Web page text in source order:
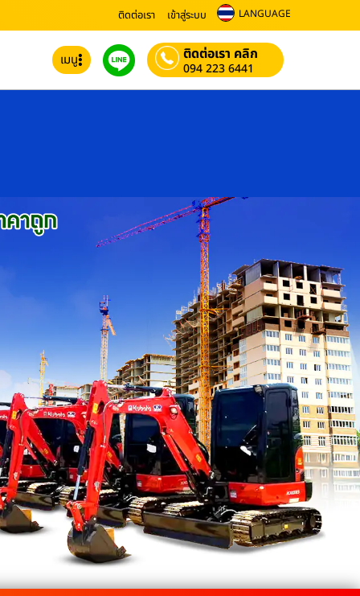
ติดต่อเรา เข้าสู่ระบบ LANGUAGE
เมนู ติดต่อเรา คลิก
094 223 6441